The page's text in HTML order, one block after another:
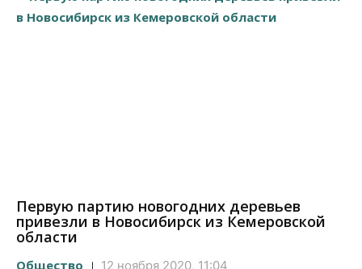
Первую партию новогодних деревьев
привезли в Новосибирск из Кемеровской
области
Общество 12 ноября 2020, 11:04